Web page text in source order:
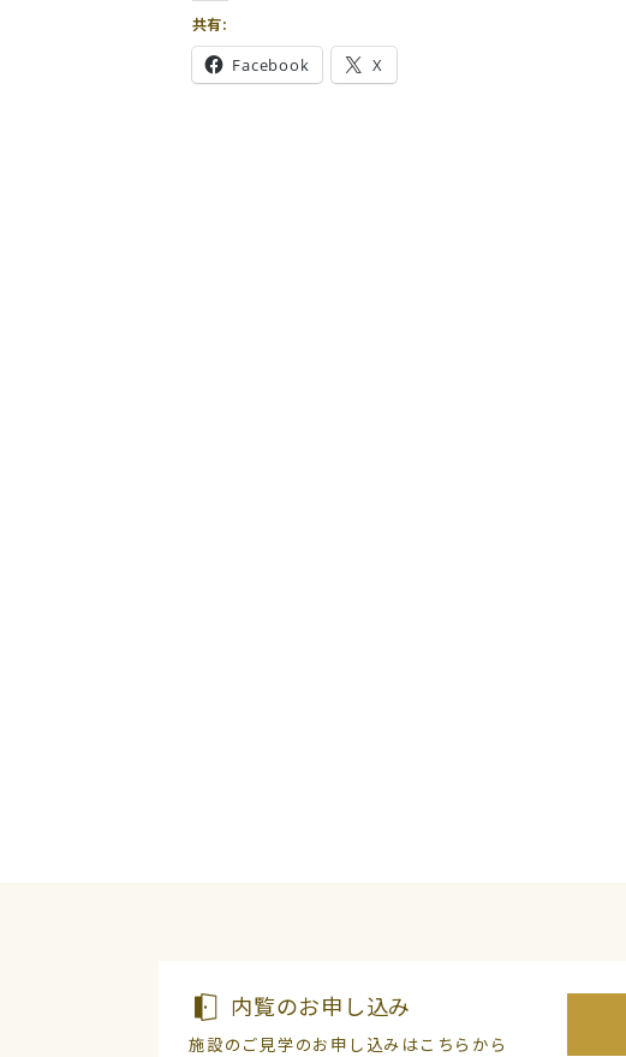
共有:
Facebook X
内覧のお申し込み
施設のご見学のお申し込みはこちらから